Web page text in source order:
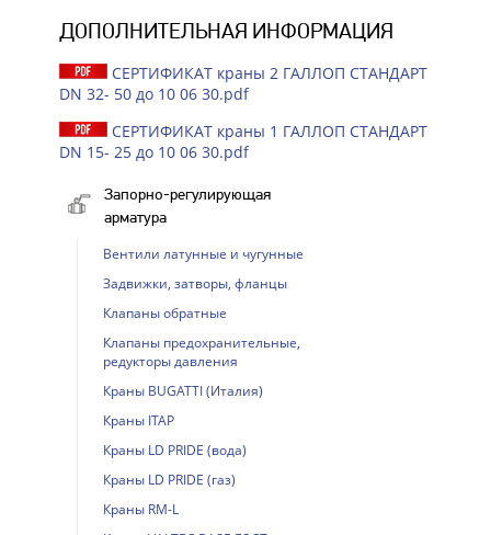
ДОПОЛНИТЕЛЬНАЯ ИНФОРМАЦИЯ
СЕРТИФИКАТ краны 2 ГАЛЛОП СТАНДАРТ
DN 32- 50 до 10 06 30.pdf
СЕРТИФИКАТ краны 1 ГАЛЛОП СТАНДАРТ
DN 15- 25 до 10 06 30.pdf
Запорно-регулирующая
арматура
Вентили латунные и чугунные
Задвижки, затворы, фланцы
Клапаны обратные
Клапаны предохранительные,
редукторы давления
Краны BUGATTI (Италия)
Краны ITAP
Краны LD PRIDE (вода)
Краны LD PRIDE (газ)
Краны RM-L